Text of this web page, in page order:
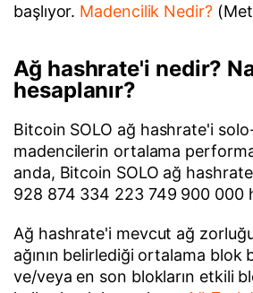
başlıyor. Madencilik Nedir?
Ağ hashrate'i nedir?
hesaplanır?
Bitcoin SOLO ağ hashrate'i
madencilerin ortalama
anda, Bitcoin SOLO ağ
928 874 334 223 749 900 000
Ağ hashrate'i mevcut ağ
ağının belirlediği ortalama blok
ve/veya en son blokların etkili